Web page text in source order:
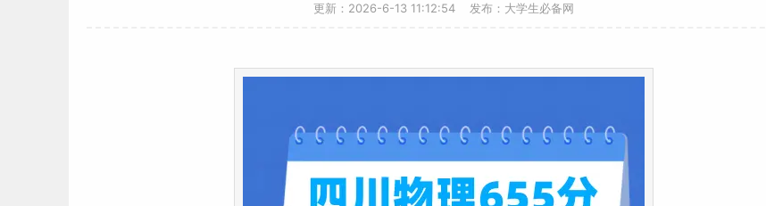
更新：2026-6-13 11:12:54 发布：大学生必备网